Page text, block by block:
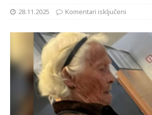
28.11.2025 Komentari isključeni